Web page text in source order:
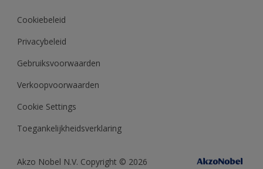
Sikkens Center
Kennisbank
Cookiebeleid
Privacybeleid
Gebruiksvoorwaarden
Verkoopvoorwaarden
Cookie Settings
Toegankelijkheidsverklaring
Akzo Nobel N.V. Copyright © 2026